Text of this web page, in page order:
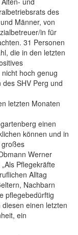
des
Männer, von
in für
31 Personen
die in den letzten
hoch genug
SHV Perg und
letzten Monaten
einen
können und in
Werner
Pflegekräfte
Alltag
Nachbarn
pflegebedürftig
einen letzten
ein